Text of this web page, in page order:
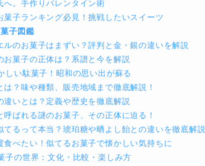
へ。手作りバレンタイン術
菓子ランキング必見！挑戦したいスイーツ
子図鑑
ルのお菓子はまずい？評判と金・銀の違いを解説
お菓子の正体は？系譜と今を解説
しい駄菓子！昭和の思い出が蘇る
は？味や種類、販売地域まで徹底解説！
違いとは？定義や歴史を徹底解説
呼ばれる謎のお菓子、その正体に迫る！
てるって本当？琥珀糖や晒よし飴との違いを徹底解説
食べたい！似てるお菓子で懐かしい気持ちに
子の世界：文化・比較・楽しみ方